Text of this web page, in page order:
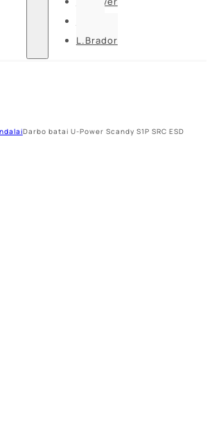
L.Brador
Darbo batai U-Power Scandy S1P SRC ESD